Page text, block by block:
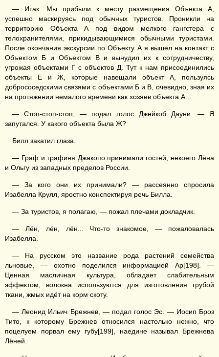
— Итак. Мы прибыли к месту размещения Объекта А,
успешно маскируясь под обычных туристов. Проникли на
территорию Объекта А под видом мелкого гангстера с
телохранителями, прикидывающимися обычными туристами.
После окончания экскурсии по Объекту А я вышел на контакт с
Объектом Б и Объектом В и вынудил их к сотрудничеству,
угрожая объектами Г с объектов Д. Тут к нам присоединились
объекты Е и Ж, которые навещали объект А, пользуясь
добрососедскими связями с объектами Б и В, очевидно, зная их
на протяжении немалого времени как хозяев объекта А...
— Стоп-стоп-стоп, — подал голос Джейкоб Дауни. — Я
запутался. У какого объекта была Ж?
Билл закатил глаза.
— Граф и графиня Джакопо принимали гостей, некоего Лёна
и Ольгу из западных пределов России.
— За кого они их принимали? — рассеянно спросила
Изабелла Крулл, яростно конспектируя речь Билла.
— За туристов, я полагаю, — пожал плечами докладчик.
— Лён, лён, лён... Что-то знакомое, — пожаловалась
Изабелла.
— На русском это название рода растений семейства
льновые, — охотно поделился информацией Ар[198]. —
Ценная масличная культура, обладает слабительным
эффектом, волокна используются для изготовления грубой
ткани, жмых идёт на корм скоту.
— Леонид Ильич Брежнев, — подал голос Эс. — Иосип Броз
Тито, к которому Брежнев относился настолько нежно, что
поцелуем порвал ему губу[199], наедине называл Брежнева
Лёней.